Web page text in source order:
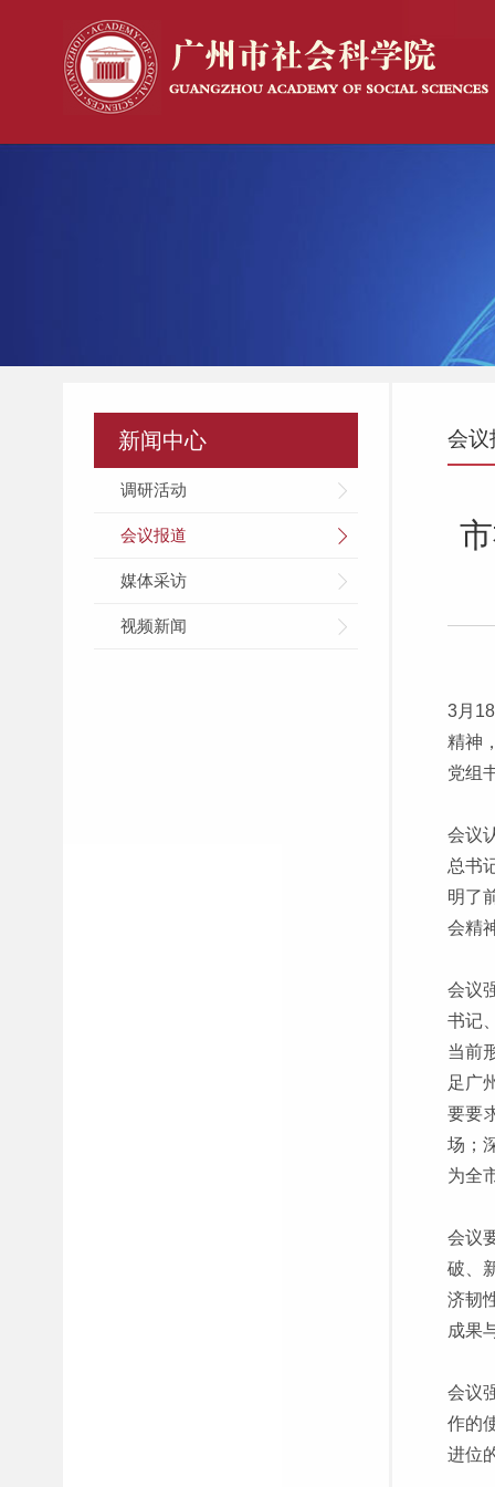
新闻中心
调研活动
会议报道
媒体采访
视频新闻
会议
3月
精神
党组
会议
总书
明了
会精
会议
书记
当前
足广
要要
场；
为全
会议
破、
济韧
成果
会议
作的
进位